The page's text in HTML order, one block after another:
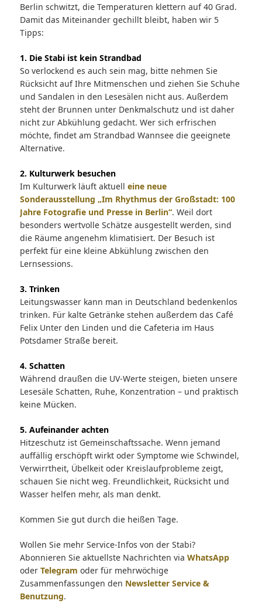
Berlin schwitzt, die Temperaturen klettern auf 40 Grad.
Damit das Miteinander gechillt bleibt, haben wir 5
Tipps:
1. Die Stabi ist kein Strandbad
So verlockend es auch sein mag, bitte nehmen Sie
Rücksicht auf Ihre Mitmenschen und ziehen Sie Schuhe
und Sandalen in den Lesesälen nicht aus. Außerdem
steht der Brunnen unter Denkmalschutz und ist daher
nicht zur Abkühlung gedacht. Wer sich erfrischen
möchte, findet am Strandbad Wannsee die geeignete
Alternative.
2. Kulturwerk besuchen
Im Kulturwerk läuft aktuell eine neue
Sonderausstellung „Im Rhythmus der Großstadt: 100
Jahre Fotografie und Presse in Berlin“. Weil dort
besonders wertvolle Schätze ausgestellt werden, sind
die Räume angenehm klimatisiert. Der Besuch ist
perfekt für eine kleine Abkühlung zwischen den
Lernsessions.
3. Trinken
Leitungswasser kann man in Deutschland bedenkenlos
trinken. Für kalte Getränke stehen außerdem das Café
Felix Unter den Linden und die Cafeteria im Haus
Potsdamer Straße bereit.
4. Schatten
Während draußen die UV-Werte steigen, bieten unsere
Lesesäle Schatten, Ruhe, Konzentration – und praktisch
keine Mücken.
5. Aufeinander achten
Hitzeschutz ist Gemeinschaftssache. Wenn jemand
auffällig erschöpft wirkt oder Symptome wie Schwindel,
Verwirrtheit, Übelkeit oder Kreislaufprobleme zeigt,
schauen Sie nicht weg. Freundlichkeit, Rücksicht und
Wasser helfen mehr, als man denkt.
Kommen Sie gut durch die heißen Tage.
Wollen Sie mehr Service-Infos von der Stabi?
Abonnieren Sie aktuellste Nachrichten via WhatsApp
oder Telegram oder für mehrwöchige
Zusammenfassungen den Newsletter Service &
Benutzung.